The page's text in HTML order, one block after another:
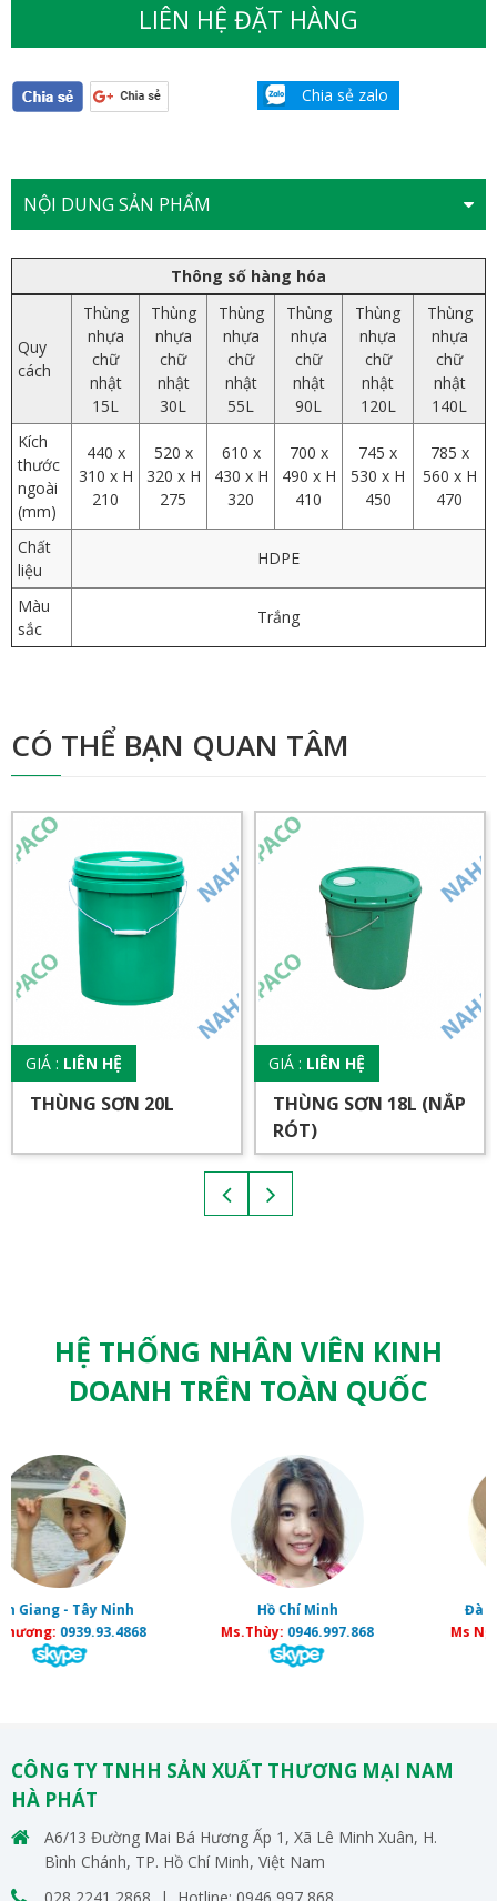
LIÊN HỆ ĐẶT HÀNG
Chia sẻ zalo
NỘI DUNG SẢN PHẨM
Thông số hàng hóa
Quy
cách
Thùng
nhựa
chữ
nhật
15L
Thùng
nhựa
chữ
nhật
30L
Thùng
nhựa
chữ
nhật
55L
Thùng
nhựa
chữ
nhật
90L
Thùng
nhựa
chữ
nhật
120L
Thùng
nhựa
chữ
nhật
140L
Kích
thước
ngoài
(mm)
440 x
310 x H
210
520 x
320 x H
275
610 x
430 x H
320
700 x
490 x H
410
745 x
530 x H
450
785 x
560 x H
470
Chất
liệu
HDPE
Màu
sắc
Trắng
CÓ THỂ BẠN QUAN TÂM
GIÁ : LIÊN HỆ
THÙNG SƠN 20L
GIÁ : LIÊN HỆ
THÙNG SƠN 18L (NẮP
RÓT)
HỆ THỐNG NHÂN VIÊN KINH
DOANH TRÊN TOÀN QUỐC
Ms.Thùy:
0946.997.868
Đà Nẵng - Hải Phòng
Ms Nguyệt:
CÔNG TY TNHH SẢN XUẤT THƯƠNG MẠI NAM
HÀ PHÁT
A6/13 Đường Mai Bá Hương Ấp 1, Xã Lê Minh Xuân, H.
Bình Chánh, TP. Hồ Chí Minh, Việt Nam